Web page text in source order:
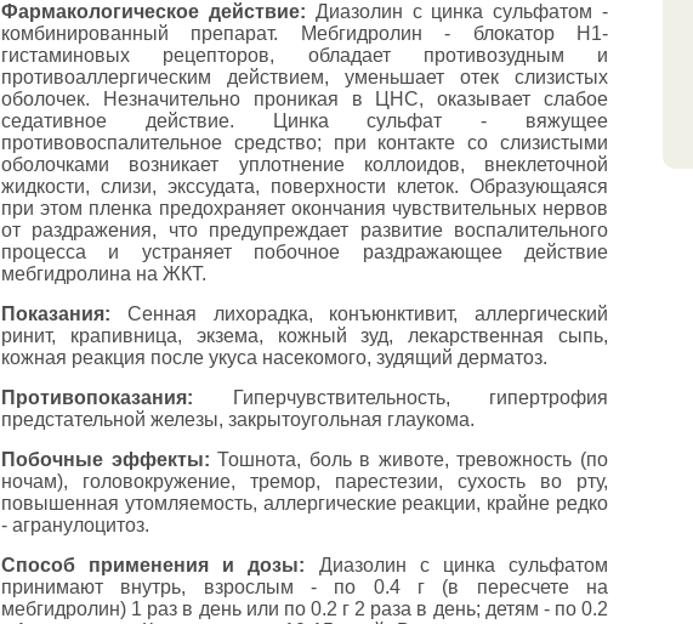
Фармакологическое действие: Диазолин с цинка сульфатом -
комбинированный препарат. Мебгидролин - блокатор H1-
гистаминовых рецепторов, обладает противозудным и
противоаллергическим действием, уменьшает отек слизистых
оболочек. Незначительно проникая в ЦНС, оказывает слабое
седативное действие. Цинка сульфат - вяжущее
противовоспалительное средство; при контакте со слизистыми
оболочками возникает уплотнение коллоидов, внеклеточной
жидкости, слизи, экссудата, поверхности клеток. Образующаяся
при этом пленка предохраняет окончания чувствительных нервов
от раздражения, что предупреждает развитие воспалительного
процесса и устраняет побочное раздражающее действие
мебгидролина на ЖКТ.
Показания: Сенная лихорадка, конъюнктивит, аллергический
ринит, крапивница, экзема, кожный зуд, лекарственная сыпь,
кожная реакция после укуса насекомого, зудящий дерматоз.
Противопоказания: Гиперчувствительность, гипертрофия
предстательной железы, закрытоугольная глаукома.
Побочные эффекты: Тошнота, боль в животе, тревожность (по
ночам), головокружение, тремор, парестезии, сухость во рту,
повышенная утомляемость, аллергические реакции, крайне редко
- агранулоцитоз.
Способ применения и дозы: Диазолин с цинка сульфатом
принимают внутрь, взрослым - по 0.4 г (в пересчете на
мебгидролин) 1 раз в день или по 0.2 г 2 раза в день; детям - по 0.2